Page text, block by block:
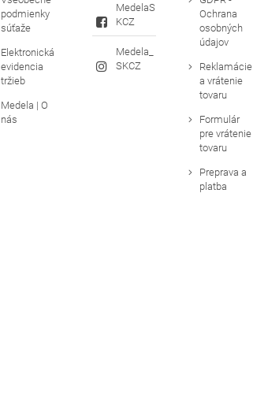
podmienky
súťaže
Elektronická
evidencia
tržieb
Medela | O
nás
MedelaS
KCZ
Medela_
SKCZ
Ochrana
osobných
údajov
Reklamácie
a vrátenie
tovaru
Formulár
pre vrátenie
tovaru
Preprava a
platba